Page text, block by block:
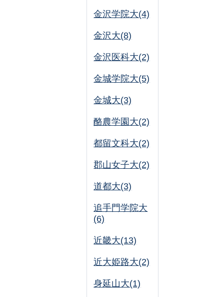
金沢学院大(4)
金沢大(8)
金沢医科大(2)
金城学院大(5)
金城大(3)
酪農学園大(2)
都留文科大(2)
郡山女子大(2)
道都大(3)
追手門学院大
(6)
近畿大(13)
近大姫路大(2)
身延山大(1)